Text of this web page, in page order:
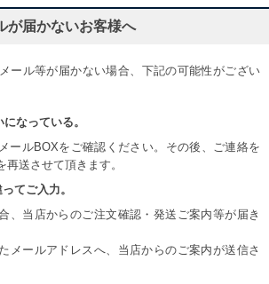
が届かないお客様へ
ール等が届かない場合、下記の可能性がござい
なっている。
ールBOXをご確認ください。その後、ご連絡を
送させて頂きます。
てご入力。
、当店からのご注文確認・発送ご案内等が届き
メールアドレスへ、当店からのご案内が送信さ